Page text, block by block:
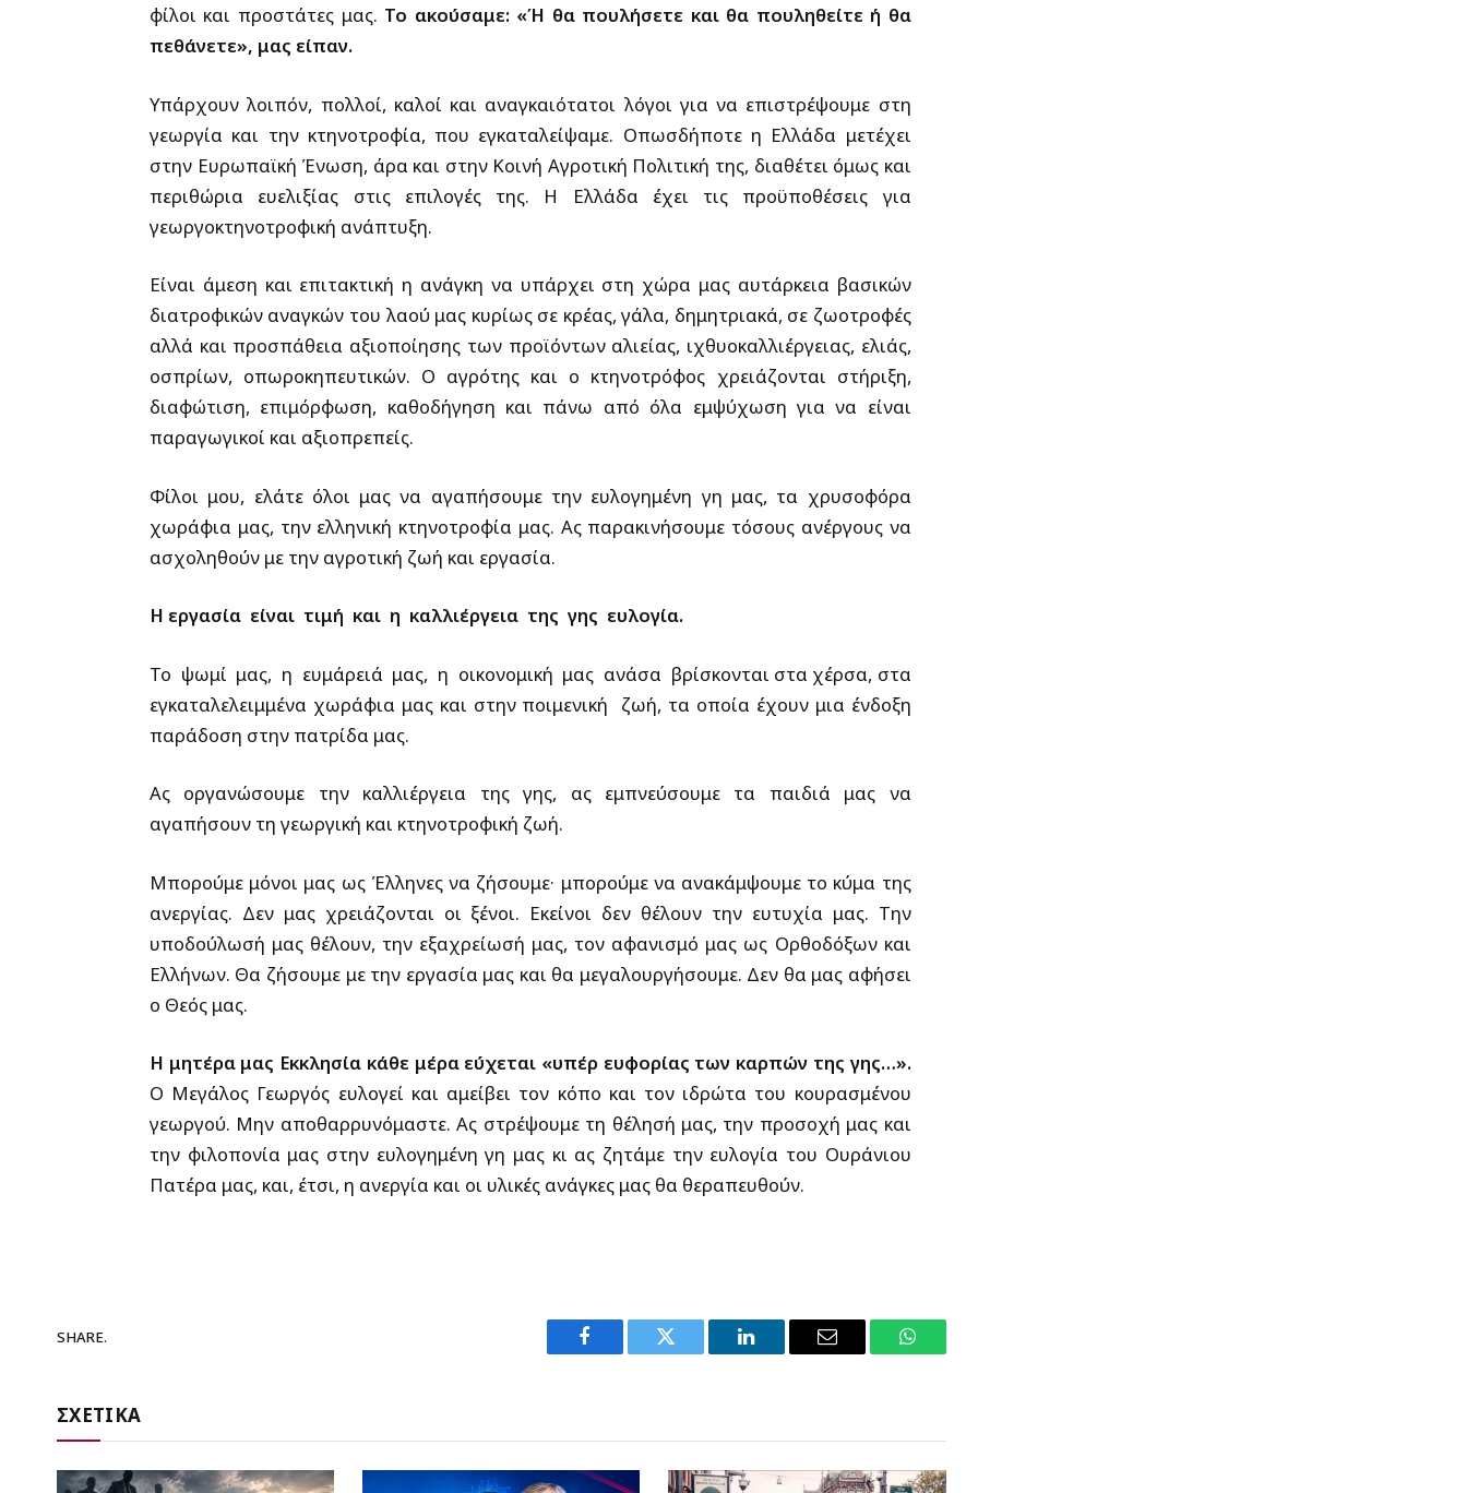
φίλοι και προστάτες μας. Το ακούσαμε: «Ή θα πουλήσετε και θα πουληθείτε ή θα
πεθάνετε», μας είπαν.
Υπάρχουν λοιπόν, πολλοί, καλοί και αναγκαιότατοι λόγοι για να επιστρέψουμε στη
γεωργία και την κτηνοτροφία, που εγκαταλείψαμε. Οπωσδήποτε η Ελλάδα μετέχει
στην Ευρωπαϊκή Ένωση, άρα και στην Κοινή Αγροτική Πολιτική της, διαθέτει όμως και
περιθώρια ευελιξίας στις επιλογές της. Η Ελλάδα έχει τις προϋποθέσεις για
γεωργοκτηνοτροφική ανάπτυξη.
Είναι άμεση και επιτακτική η ανάγκη να υπάρχει στη χώρα μας αυτάρκεια βασικών
διατροφικών αναγκών του λαού μας κυρίως σε κρέας, γάλα, δημητριακά, σε ζωοτροφές
αλλά και προσπάθεια αξιοποίησης των προϊόντων αλιείας, ιχθυοκαλλιέργειας, ελιάς,
οσπρίων, οπωροκηπευτικών. Ο αγρότης και ο κτηνοτρόφος χρειάζονται στήριξη,
διαφώτιση, επιμόρφωση, καθοδήγηση και πάνω από όλα εμψύχωση για να είναι
παραγωγικοί και αξιοπρεπείς.
Φίλοι μου, ελάτε όλοι μας να αγαπήσουμε την ευλογημένη γη μας, τα χρυσοφόρα
χωράφια μας, την ελληνική κτηνοτροφία μας. Ας παρακινήσουμε τόσους ανέργους να
ασχοληθούν με την αγροτική ζωή και εργασία.
Η εργασία είναι τιμή και η καλλιέργεια της γης ευλογία.
Το ψωμί μας, η ευμάρειά μας, η οικονομική μας ανάσα βρίσκονται στα χέρσα, στα
εγκαταλελειμμένα χωράφια μας και στην ποιμενική ζωή, τα οποία έχουν μια ένδοξη
παράδοση στην πατρίδα μας.
Ας οργανώσουμε την καλλιέργεια της γης, ας εμπνεύσουμε τα παιδιά μας να
αγαπήσουν τη γεωργική και κτηνοτροφική ζωή.
Μπορούμε μόνοι μας ως Έλληνες να ζήσουμε· μπορούμε να ανακάμψουμε το κύμα της
ανεργίας. Δεν μας χρειάζονται οι ξένοι. Εκείνοι δεν θέλουν την ευτυχία μας. Την
υποδούλωσή μας θέλουν, την εξαχρείωσή μας, τον αφανισμό μας ως Ορθοδόξων και
Ελλήνων. Θα ζήσουμε με την εργασία μας και θα μεγαλουργήσουμε. Δεν θα μας αφήσει
ο Θεός μας.
Η μητέρα μας Εκκλησία κάθε μέρα εύχεται «υπέρ ευφορίας των καρπών της γης…».
Ο Μεγάλος Γεωργός ευλογεί και αμείβει τον κόπο και τον ιδρώτα του κουρασμένου
γεωργού. Μην αποθαρρυνόμαστε. Ας στρέψουμε τη θέλησή μας, την προσοχή μας και
την φιλοπονία μας στην ευλογημένη γη μας κι ας ζητάμε την ευλογία του Ουράνιου
Πατέρα μας, και, έτσι, η ανεργία και οι υλικές ανάγκες μας θα θεραπευθούν.
SHARE.
Facebook Twitter LinkedIn Email WhatsApp
ΣΧΕΤΙΚΑ